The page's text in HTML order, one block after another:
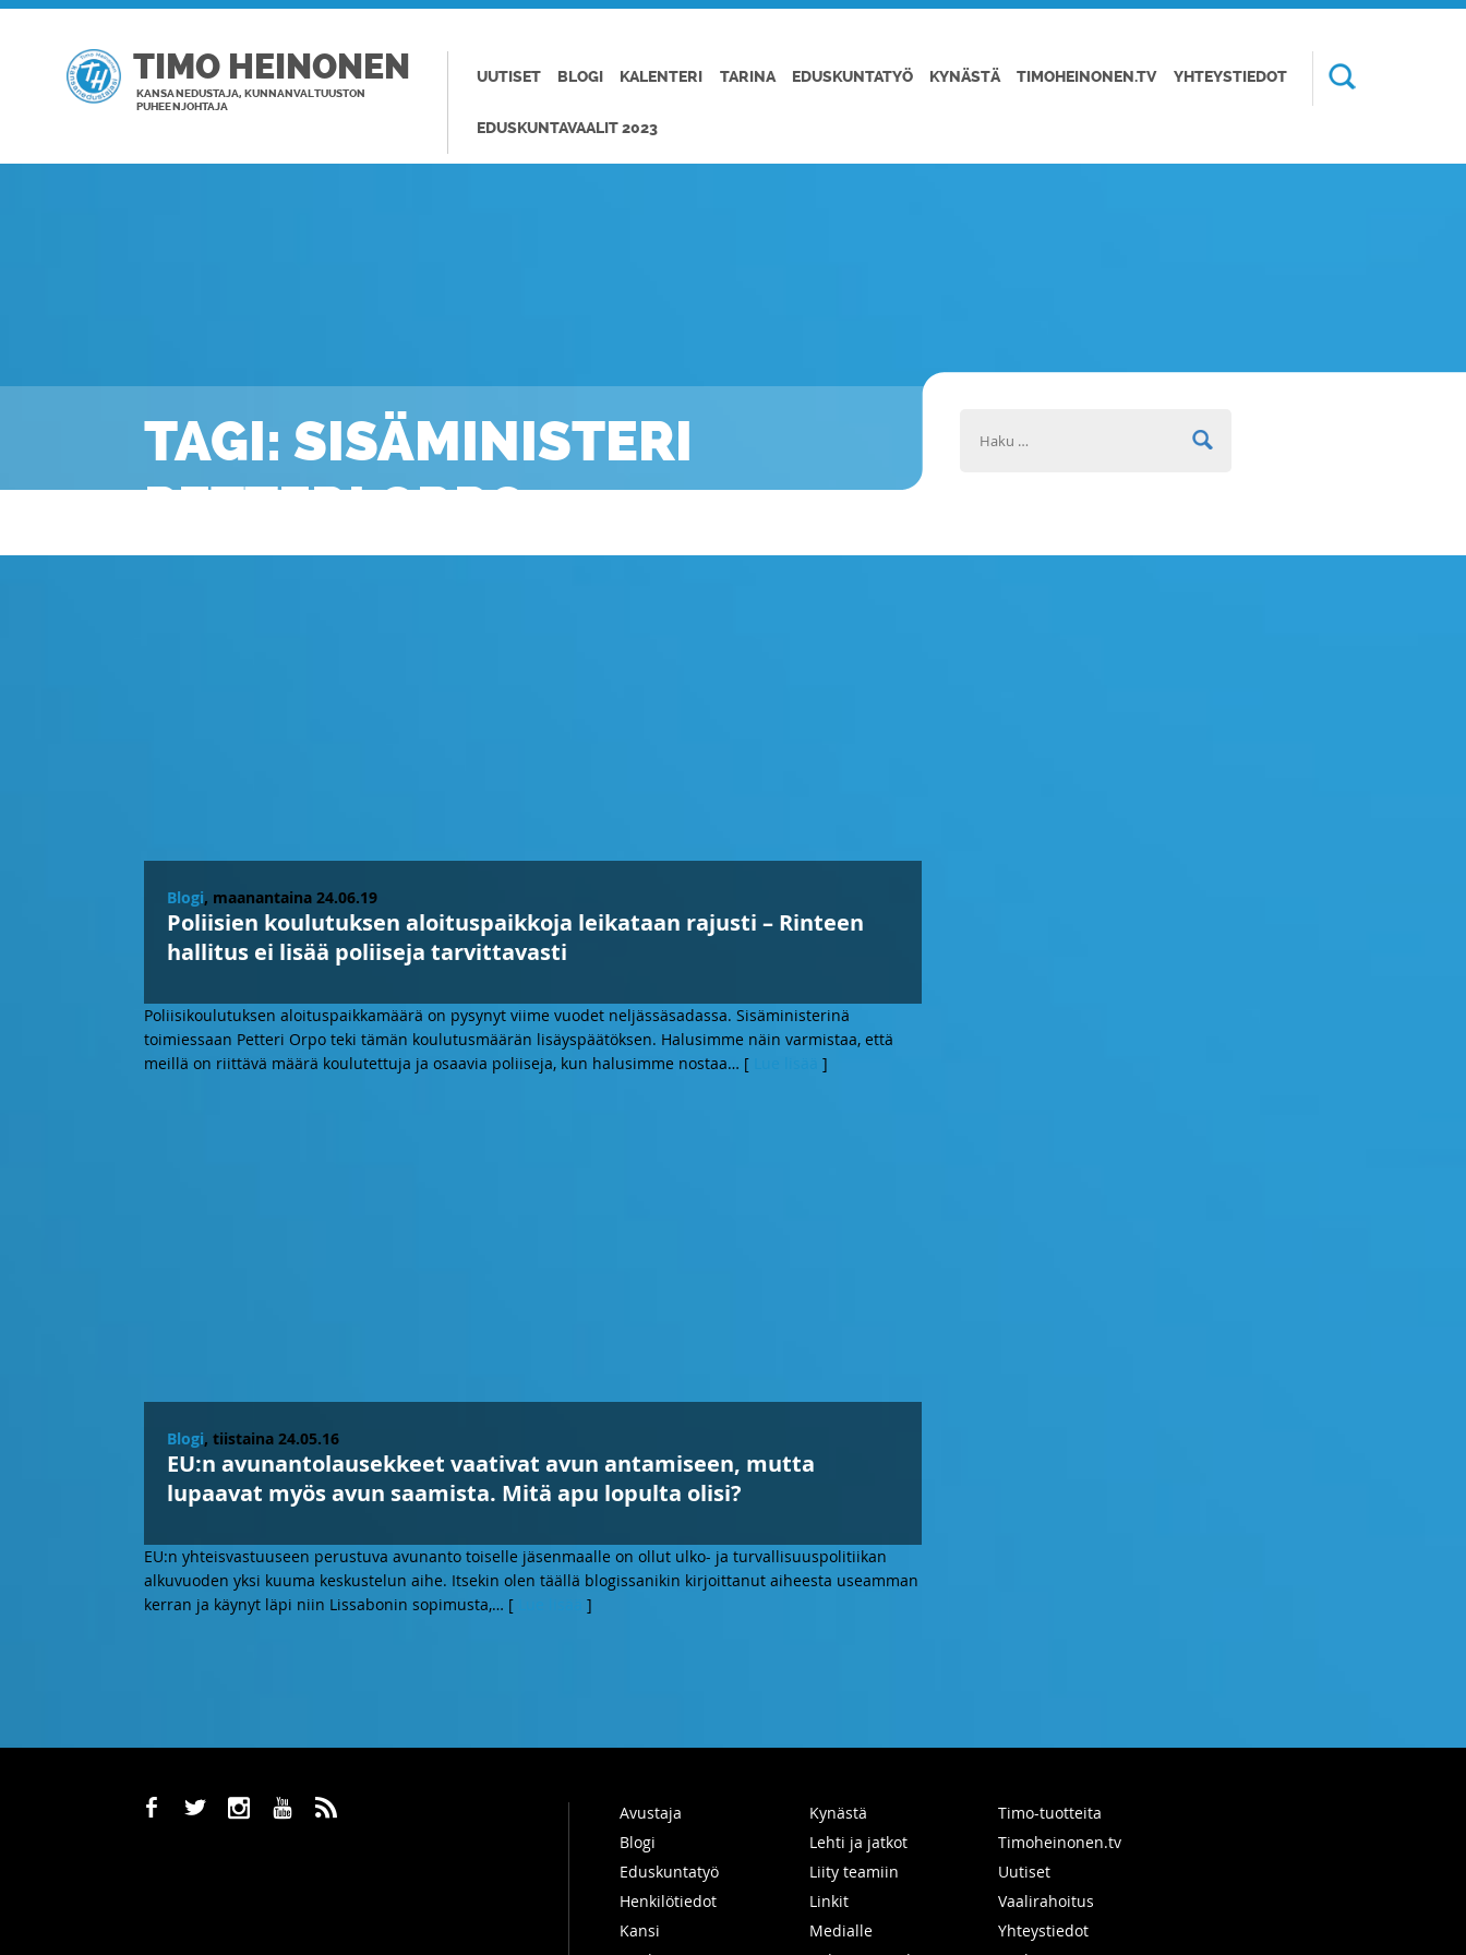
TIMO HEINONEN
KANSANEDUSTAJA, KUNNANVALTUUSTON
PUHEENJOHTAJA
UUTISET BLOGI KALENTERI TARINA EDUSKUNTATYÖ KYNÄSTÄ TIMOHEINONEN.TV YHTEYSTIEDOT
EDUSKUNTAVAALIT 2023
TAGI: SISÄMINISTERI
PETTERI ORPO
Blogi, maanantaina 24.06.19
Poliisien koulutuksen aloituspaikkoja leikataan rajusti – Rinteen
hallitus ei lisää poliiseja tarvittavasti
Poliisikoulutuksen aloituspaikkamäärä on pysynyt viime vuodet neljässäsadassa. Sisäministerinä
toimiessaan Petteri Orpo teki tämän koulutusmäärän lisäyspäätöksen. Halusimme näin varmistaa, että
meillä on riittävä määrä koulutettuja ja osaavia poliiseja, kun halusimme nostaa… [ ]
Blogi, tiistaina 24.05.16
EU:n avunantolausekkeet vaativat avun antamiseen, mutta
lupaavat myös avun saamista. Mitä apu lopulta olisi?
EU:n yhteisvastuuseen perustuva avunanto toiselle jäsenmaalle on ollut ulko- ja turvallisuuspolitiikan
alkuvuoden yksi kuuma keskustelun aihe. Itsekin olen täällä blogissanikin kirjoittanut aiheesta useamman
kerran ja käynyt läpi niin Lissabonin sopimusta,… [ ]
b a x r ,
Avustaja
Blogi
Eduskuntatyö
Henkilötiedot
Kansi
Kynästä
Lehti ja jatkot
Liity teamiin
Linkit
Medialle
Timo-tuotteita
Timoheinonen.tv
Uutiset
Vaalirahoitus
Yhteystiedot